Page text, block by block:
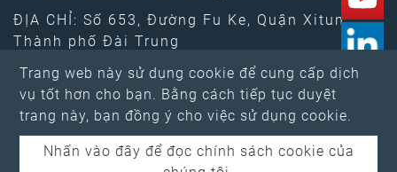
Trang web này sử dụng cookie để cung cấp dịch
vụ tốt hơn cho bạn. Bằng cách tiếp tục duyệt
trang này, bạn đồng ý cho việc sử dụng cookie.
Nhấn vào đây để đọc chính sách cookie của
ĐỊA CHỈ: Số 653, Đường Fu Ke, Quận Xitun,
Thành phố Đài Trung
rink@rink.com.tw
ĐT:+886-4-2461-7373
FAX: +886-4-2461-4388
↑